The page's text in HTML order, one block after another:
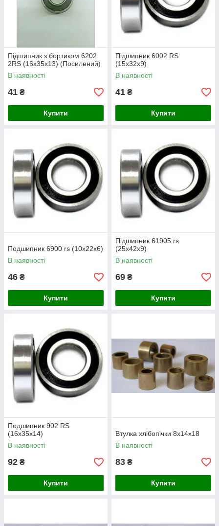
Підшипник з бортиком 6202
2RS (16х35х13) (Посилений)
В наявності
41 ₴
Купити
Підшипник 6002 RS
(15х32х9)
В наявності
41 ₴
Купити
Подшипник 6900 rs (10х22х6)
В наявності
46 ₴
Купити
Підшипник 61905 rs
(25х42х9)
В наявності
69 ₴
Купити
Подшипник 902 RS
(16х35х14)
В наявності
92 ₴
Купити
Втулка хлібопічки 8х14х18
В наявності
83 ₴
Купити